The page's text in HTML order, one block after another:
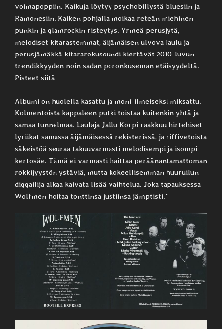
voimapoppiin. Kaikuja löytyy psychobillystä bluesiin ja
Ramonesiin. Kaiken pohjalla moikaa reteän miehinen
punkin ja glamrockin risteytys. Yrmeä perusjytä,
melodiset kitarastemmat, äijämäisen ulvova laulu ja
perusjämäkkä kitararokusoundi kiertävät 2010-luvun
trendikkyyden noin sadan poronkuseman etäisyydeltä.
Pisteet siitä.
Albumi on huolella kasattu ja moni-ilmeiseksi miksattu.
Kolmentoista kappaleen putki toistaa kuitenkin yhtä ja
samaa tunnelmaa. Laulaja Jallu Korpi raakkuu hirtehiset
lyriikat samassa äijämäisessä rekisterissä, ja riffivetoista
säkeistöä seuraa takuuvarmasti melodisempi ja isompi
kertosäe. Tämä ei varmasti haittaa peräänantamattoman
rokkijyystön ystäviä, mutta kokeellisemman huuruilun
diggailija alkaa kaivata lisää vaihtelua. Joka tapauksessa
Wolfmen hoitaa tonttinsa justiinsa jämptisti.”